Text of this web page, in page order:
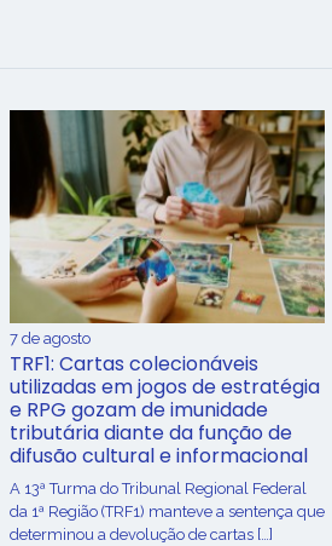
7 de agosto
TRF1: Cartas colecionáveis
utilizadas em jogos de estratégia
e RPG gozam de imunidade
tributária diante da função de
difusão cultural e informacional
A 13ª Turma do Tribunal Regional Federal
da 1ª Região (TRF1) manteve a sentença que
determinou a devolução de cartas […]